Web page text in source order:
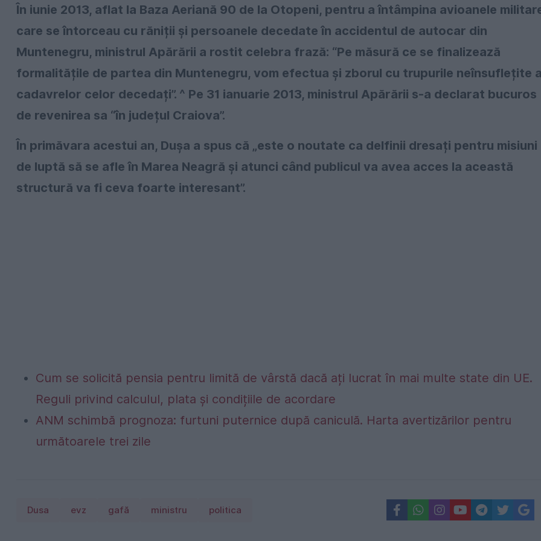
În iunie 2013, aflat la Baza Aeriană 90 de la Otopeni, pentru a întâmpina avioanele
care se întorceau cu răniții și persoanele decedate în accidentul de autocar din
Muntenegru, ministrul Apărării a rostit celebra frază: “Pe măsură ce se finalizează
formalitățile de partea din Muntenegru, vom efectua și zborul cu trupurile neînsuflețite
cadavrelor celor decedați”. ^ Pe 31 ianuarie 2013, ministrul Apărării s-a declarat bucuros
de revenirea sa “în județul Craiova”.
În primăvara acestui an, Dușa a spus că „este o noutate ca delfinii dresați pentru misiuni
de luptă să se afle în Marea Neagră și atunci când publicul va avea acces la această
structură va fi ceva foarte interesant”.
Cum se solicită pensia pentru limită de vârstă dacă ați lucrat în mai multe state din UE.
Reguli privind calculul, plata și condițiile de acordare
ANM schimbă prognoza: furtuni puternice după caniculă. Harta avertizărilor pentru
următoarele trei zile
Dusa evz gafă ministru politica